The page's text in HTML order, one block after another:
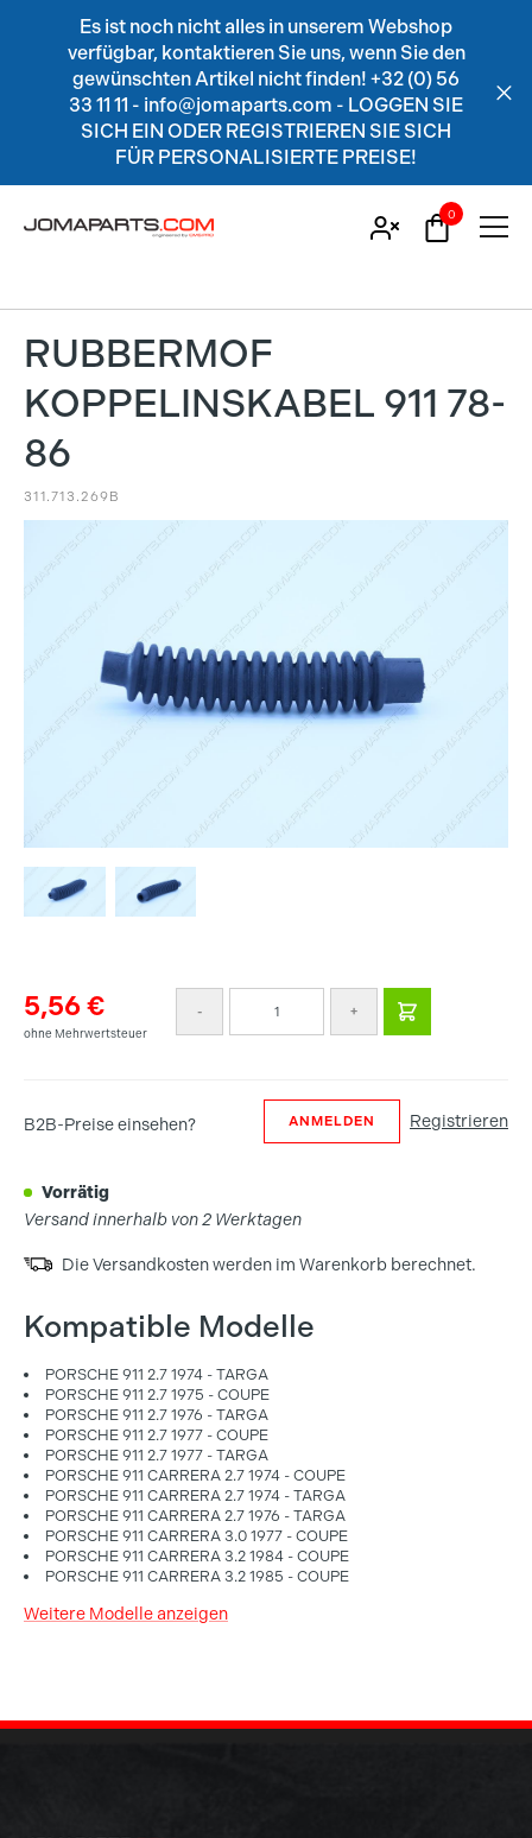
Es ist noch nicht alles in unserem Webshop
verfügbar, kontaktieren Sie uns, wenn Sie den
gewünschten Artikel nicht finden! +32 (0) 56
33 11 11 - info@jomaparts.com - LOGGEN SIE
SICH EIN ODER REGISTRIEREN SIE SICH
FÜR PERSONALISIERTE PREISE!
0
RUBBERMOF
KOPPELINSKABEL 911 78-
86
311.713.269B
5,56 €
ohne Mehrwertsteuer
- +
B2B-Preise einsehen? ANMELDEN Registrieren
vorrätig
Versand innerhalb von 2 Werktagen
Die Versandkosten werden im Warenkorb berechnet.
Kompatible Modelle
PORSCHE 911 2.7 1974 - TARGA
PORSCHE 911 2.7 1975 - COUPE
PORSCHE 911 2.7 1976 - TARGA
PORSCHE 911 2.7 1977 - COUPE
PORSCHE 911 2.7 1977 - TARGA
PORSCHE 911 CARRERA 2.7 1974 - COUPE
PORSCHE 911 CARRERA 2.7 1974 - TARGA
PORSCHE 911 CARRERA 2.7 1976 - TARGA
PORSCHE 911 CARRERA 3.0 1977 - COUPE
PORSCHE 911 CARRERA 3.2 1984 - COUPE
PORSCHE 911 CARRERA 3.2 1985 - COUPE
Weitere Modelle anzeigen